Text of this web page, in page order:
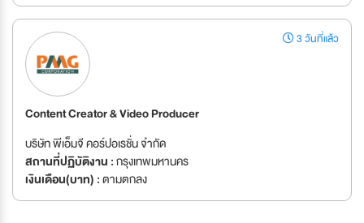
3 วันที่แล้ว
Content Creator & Video Producer
บริษัท พีเอ็มจี คอร์ปอเรชั่น จำกัด
สถานที่ปฏิบัติงาน :กรุงเทพมหานคร
เงินเดือน(บาท) :ตามตกลง